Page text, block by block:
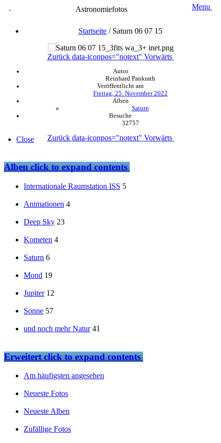
Astronomiefotos Menu
Startseite / Saturn 06 07 15
Zurück data-iconpos="notext" Vorwärts
Autor
Reinhard Pankrath
Veröffentlicht am
Freitag, 25. November 2022
Alben
Saturn
Besuche
32757
Zurück data-iconpos="notext" Vorwärts
Close
Albenclick to expand contents
Internationale Raumstation ISS 5
Animationen 4
Deep Sky 23
Kometen 4
Saturn 6
Mond 19
Jupiter 12
Sonne 57
und noch mehr Natur 41
Erweitertclick to expand contents
Am häufigsten angesehen
Neueste Fotos
Neueste Alben
Zufällige Fotos